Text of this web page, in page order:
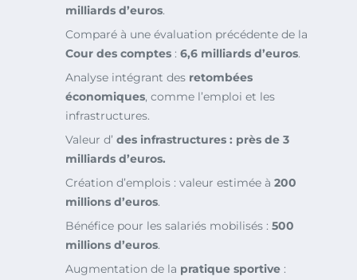
milliards d’euros.
Comparé à une évaluation précédente de la
Cour des comptes : 6,6 milliards d’euros.
Analyse intégrant des retombées
économiques, comme l’emploi et les
infrastructures.
Valeur d’ des infrastructures : près de 3
milliards d’euros.
Création d’emplois : valeur estimée à 200
millions d’euros.
Bénéfice pour les salariés mobilisés : 500
millions d’euros.
Augmentation de la pratique sportive :